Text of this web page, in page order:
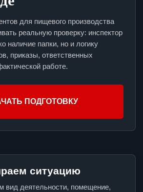
для пищевого производства
реальную проверку: инспектор
наличие папки, но и логику
приказы, ответственных
работе.
ПОДГОТОВКУ
ситуацию
вид деятельности, помещение,